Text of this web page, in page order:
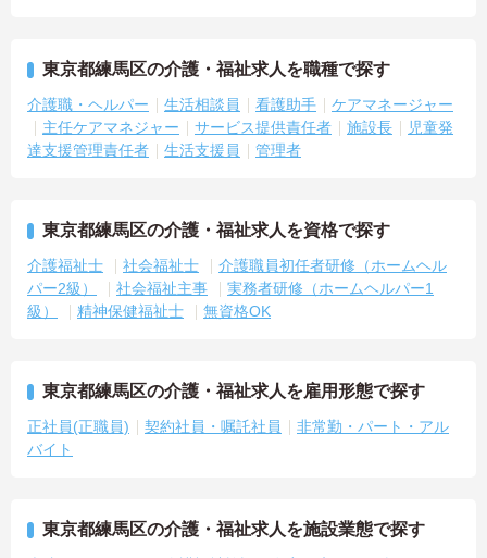
東京都練馬区の介護・福祉求人を職種で探す
介護職・ヘルパー 生活相談員 看護助手
ケアマネージャー
主任ケアマネジャー
サービス提供責任者 施設長
児童発
達支援管理責任者
生活支援員 管理者
東京都練馬区の介護・福祉求人を資格で探す
介護福祉士 社会福祉士
介護職員初任者研修（ホームヘル
パー2級）
社会福祉主事
実務者研修（ホームヘルパー1
級）
精神保健福祉士 無資格OK
東京都練馬区の介護・福祉求人を雇用形態で探す
正社員(正職員) 契約社員・嘱託社員
非常勤・パート・アル
バイト
東京都練馬区の介護・福祉求人を施設業態で探す